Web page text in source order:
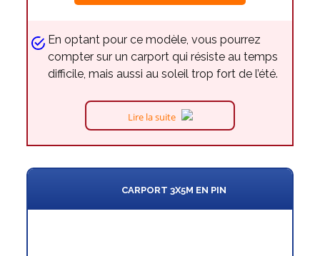
En optant pour ce modèle, vous pourrez
compter sur un carport qui résiste au temps
difficile, mais aussi au soleil trop fort de l’été.
Lire la suite
CARPORT 3X5M EN PIN